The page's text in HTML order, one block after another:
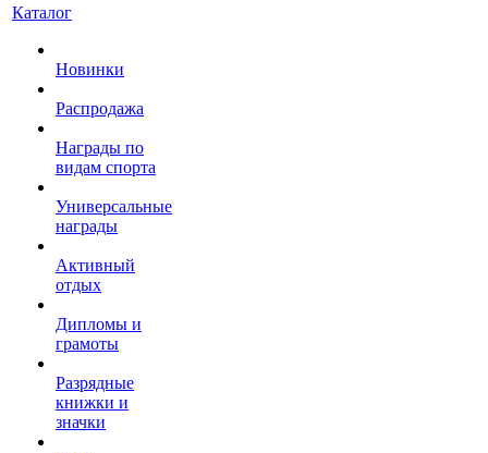
Каталог
Новинки
Распродажа
Награды по
видам спорта
Универсальные
награды
Активный
отдых
Дипломы и
грамоты
Разрядные
книжки и
значки